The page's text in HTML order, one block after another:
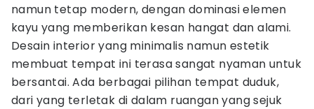
namun tetap modern, dengan dominasi elemen
kayu yang memberikan kesan hangat dan alami.
Desain interior yang minimalis namun estetik
membuat tempat ini terasa sangat nyaman untuk
bersantai. Ada berbagai pilihan tempat duduk,
dari yang terletak di dalam ruangan yang sejuk